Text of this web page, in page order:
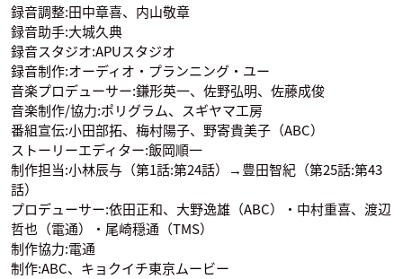
録音調整:田中章喜、内山敬章
録音助手:大城久典
録音スタジオ:APUスタジオ
録音制作:オーディオ・プランニング・ユー
音楽プロデューサー:鎌形英一、佐野弘明、佐藤成俊
音楽制作/協力:ポリグラム、スギヤマ工房
番組宣伝:小田部拓、梅村陽子、野寄貴美子（ABC）
ストーリーエディター:飯岡順一
制作担当:小林辰与（第1話:第24話）→豊田智紀（第25話:第43
話）
プロデューサー:依田正和、大野逸雄（ABC）・中村重喜、渡辺
哲也（電通）・尾崎穏通（TMS）
制作協力:電通
制作:ABC、キョクイチ東京ムービー